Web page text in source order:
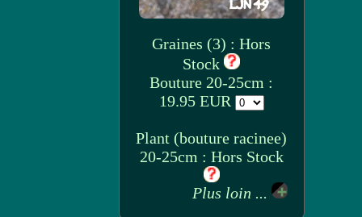
Graines (3) : Hors
Stock
Bouture 20-25cm :
19.95 EUR
Plant (bouture racinee)
20-25cm : Hors Stock
Plus loin ...